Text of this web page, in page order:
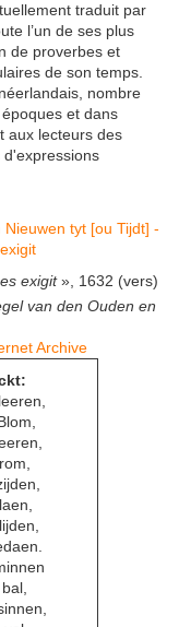
traduit par
l’un de ses plus
de proverbes et
de son temps.
nombre
et dans
aux lecteurs des
exigit», 1632 (vers)
van den Ouden en
Archive